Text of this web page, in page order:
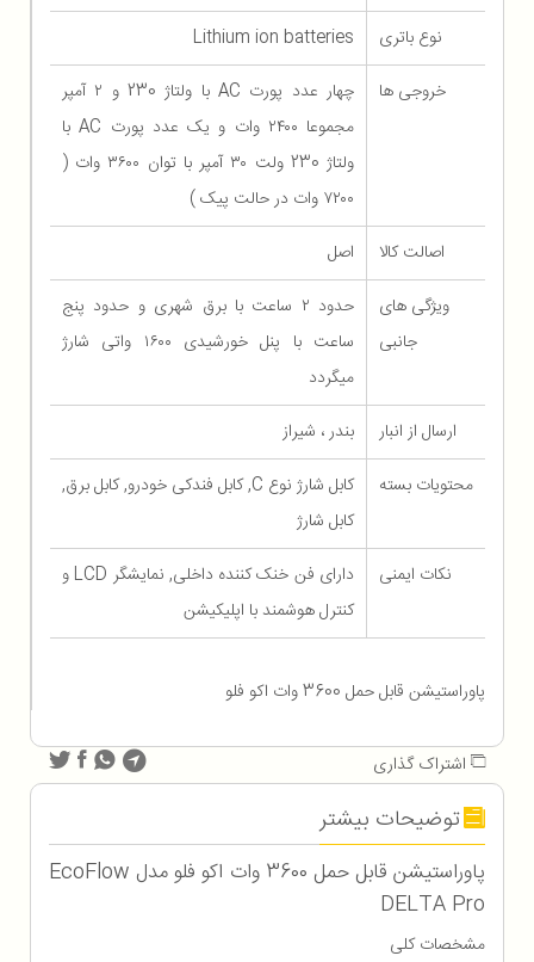
نوع باتری
Lithium ion batteries
خروجی ها
چهار عدد پورت AC با ولتاژ 230 و ۲ آمپر
مجموعا ۲۴۰۰ وات و یک عدد پورت AC با
ولتاژ 230 ولت ۳۰ آمپر با توان ۳۶۰۰ وات (
۷۲۰۰ وات در حالت پیک )
اصالت کالا
اصل
ویژگی های
جانبی
حدود ۲ ساعت با برق شهری و حدود پنج
ساعت با پنل خورشیدی ۱۶۰۰ واتی شارژ
میگردد
ارسال از انبار
بندر ، شیراز
محتویات بسته
کابل شارژ نوع C, کابل فندکی خودرو, کابل برق,
کابل شارژ
نکات ایمنی
دارای فن خنک کننده داخلی, نمایشگر LCD و
کنترل هوشمند با اپلیکیشن
پاوراستیشن قابل حمل 3600 وات اکو فلو
اشتراک گذاری
توضیحات بیشتر
پاوراستیشن قابل حمل 3600 وات اکو فلو مدل EcoFlow
DELTA Pro
مشخصات کلی